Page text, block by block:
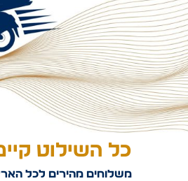
כל השילוט
משלוחים מהירים לכל